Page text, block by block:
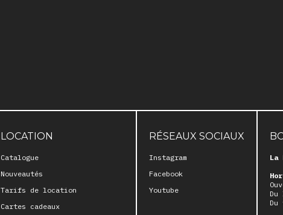
LOCATION
Catalogue
Nouveautés
Tarifs de location
Cartes cadeaux
RÉSEAUX SOCIAUX
Instagram
Facebook
Youtube
La